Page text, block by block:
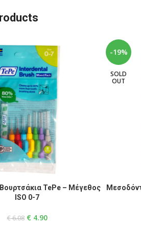
TePe – Μέγεθος
ISO 0-7
€6.08 € 4.90
-19%
SOLD
OUT
READ